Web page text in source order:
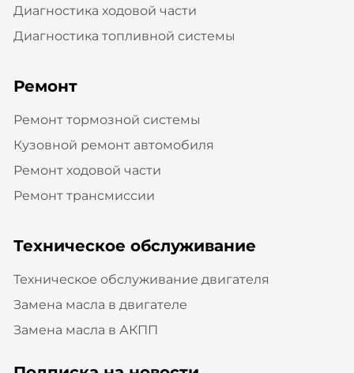
Диагностика ходовой части
Диагностика топливной системы
Ремонт
Ремонт тормозной системы
Кузовной ремонт автомобиля
Ремонт ходовой части
Ремонт трансмиссии
Техническое обслуживание
Техническое обслуживание двигателя
Замена масла в двигателе
Замена масла в АКПП